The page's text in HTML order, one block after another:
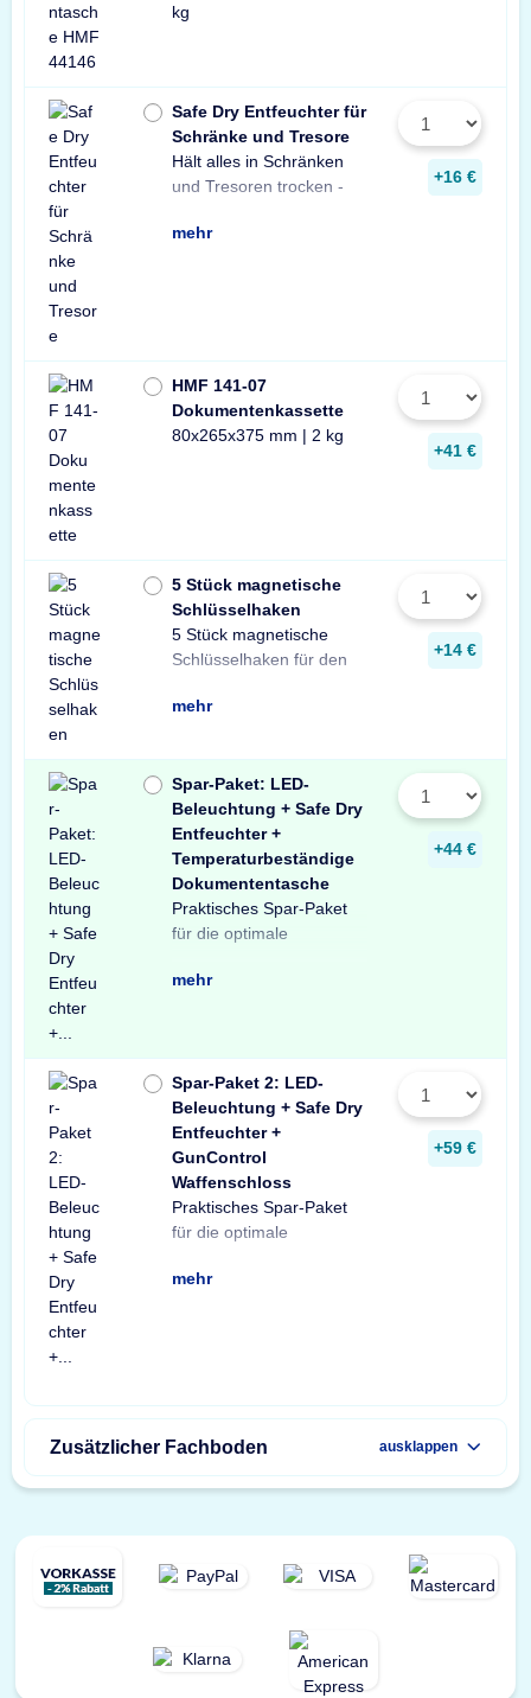
kg
Safe Dry Entfeuchter für
Schränke und Tresore
Hält alles in Schränken
und Tresoren trocken -
Praktischer Entfeuchter
aus Naturgranulat für
Tresore und Schränke
gegen Rost, Schimmel
mehr
+16 €
HMF 141-07
Dokumentenkassette
80x265x375 mm | 2 kg
+41 €
5 Stück magnetische
Schlüsselhaken
5 Stück magnetische
Schlüsselhaken für den
Innenraum Ihres Tresors.
Die einfache, praktische
und sichere Lösung zur
Aufbewahrung von
Schlüsseln in Ihrem
mehr
+14 €
Spar-Paket: LED-
Beleuchtung + Safe Dry
Entfeuchter +
Temperaturbeständige
Dokumententasche
Praktisches Spar-Paket
für die optimale
Ausstattung Ihres
Tresors. Das Spar-Paket
besteht aus einer X-Light
LED-Tresorbeleuchtung
mit Bewegungssensor,
einem Safe Dry
Entfeuchter für Schränke
und Tresore sowie einer
temperaturbeständigen
Dokumententasche.
Profitieren Sie von dem
unschlagbaren
mehr
+44 €
Spar-Paket 2: LED-
Beleuchtung + Safe Dry
Entfeuchter +
GunControl
Waffenschloss
Praktisches Spar-Paket
für die optimale
Ausstattung Ihres
Waffenschranks. Das
Spar-Paket besteht aus
einer X-Light LED-
Tresorbeleuchtung mit
Bewegungssensor, einem
Safe Dry Entfeuchter für
Schränke und Tresore
sowie einem GunControl
Waffenschloss. Profitieren
Sie von dem
unschlagbaren
mehr
+59 €
Zusätzlicher Fachboden ausklappen